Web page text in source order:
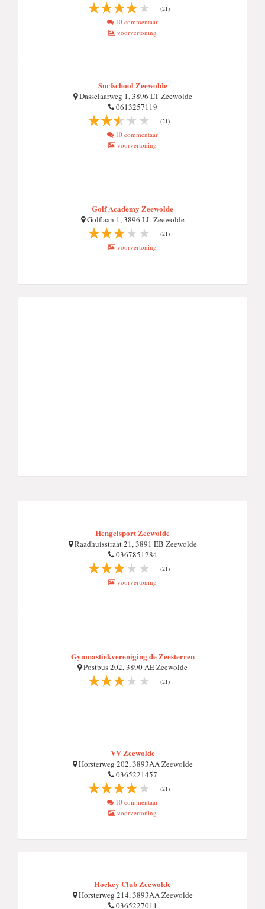
(21)
10 commentaar
voorvertoning
Surfschool Zeewolde
Dasselaarweg 1, 3896 LT Zeewolde
0613257119
(21)
10 commentaar
voorvertoning
Golf Academy Zeewolde
Golflaan 1, 3896 LL Zeewolde
(21)
voorvertoning
Hengelsport Zeewolde
Raadhuisstraat 21, 3891 EB Zeewolde
0367851284
(21)
voorvertoning
Gymnastiekvereniging de Zeesterren
Postbus 202, 3890 AE Zeewolde
(21)
VV Zeewolde
Horsterweg 202, 3893AA Zeewolde
0365221457
(21)
10 commentaar
voorvertoning
Hockey Club Zeewolde
Horsterweg 214, 3893AA Zeewolde
0365227011